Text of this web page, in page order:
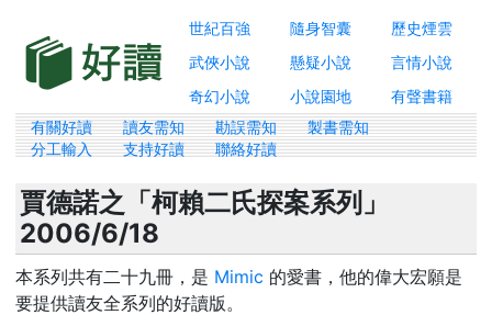
世紀百強 隨身智囊
歷史煙雲
武俠小說
懸疑小說
言情小說
奇幻小說
小說園地 有聲書籍
有關好讀 讀友需知 勘誤需知
製書需知
分工輸入
支持好讀 聯絡好讀
賈德諾之「柯賴二氏探案系列」
2006/6/18
本系列共有二十九冊，是 Mimic 的愛書，他的偉大宏願是
要提供讀友全系列的好讀版。